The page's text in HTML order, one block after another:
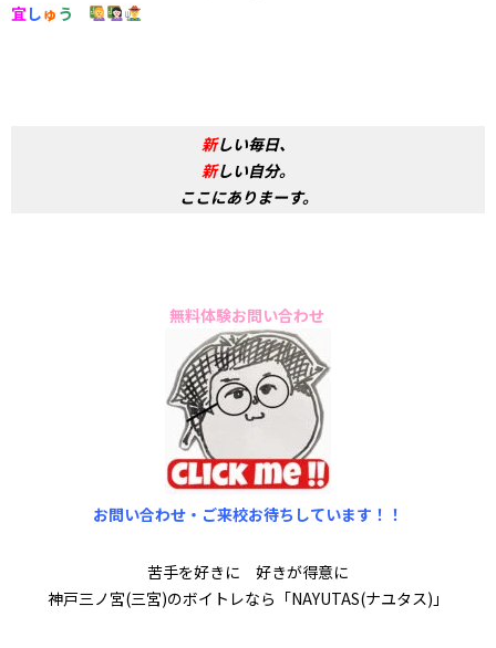
宜 しゅ う
新しい毎日、
新しい自分。
ここにありまーす。
無料体験お問い合わせ
お問い合わせ・ご来校お待ちしています！！
苦手を好きに 好きが得意に
神戸三ノ宮(三宮)のボイトレなら「NAYUTAS(ナユタス)」